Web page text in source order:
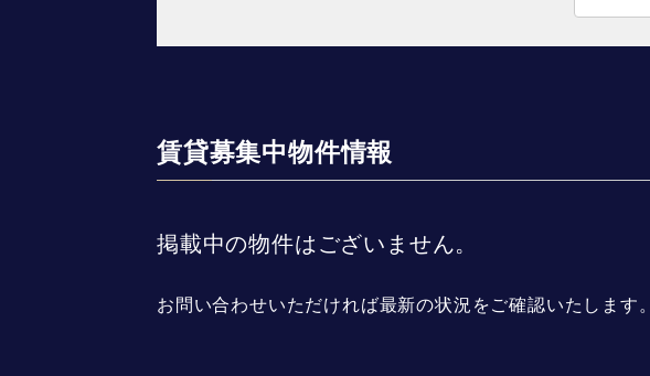
賃貸募集中物件情報
掲載中の物件はございません。
お問い合わせいただければ最新の状況をご確認いたします。